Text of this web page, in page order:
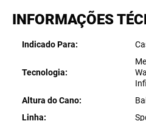
INFORMAÇÕES
Indicado Para
Tecnologia
Altura do Cano
Linha